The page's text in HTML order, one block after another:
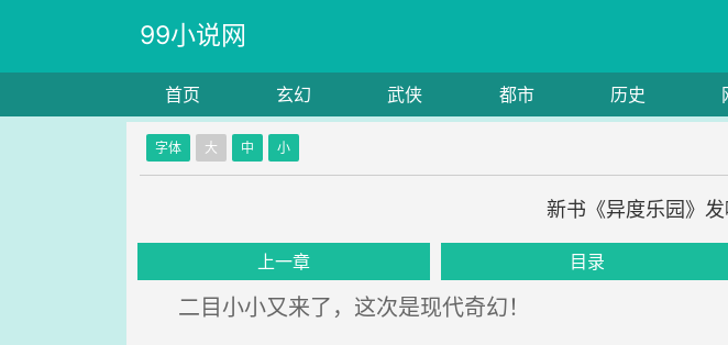
99小说网
首页 玄幻 武侠 都市 历史
字体 大 中 小
新书《异度乐园》
上一章 目录
二目小小又来了，这次是现代奇幻！